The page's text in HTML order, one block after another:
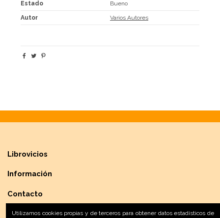
Estado Bueno
Autor Varios Autores
Librovicios
Información
Contacto
Utilizamos cookies propias y de terceros para obtener datos estadísticos de